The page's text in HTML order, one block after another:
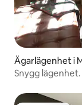
Ägarlägenhet i
Snygg